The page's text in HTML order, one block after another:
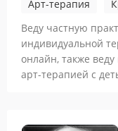
Арт-терапия
Веду частную
индивидуальной
онлайн, также
арт-терапией с